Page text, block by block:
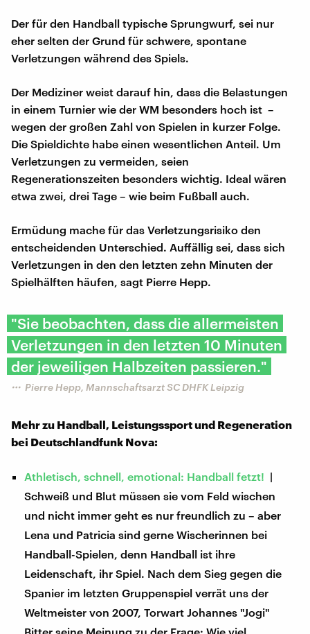
Der für den Handball typische Sprungwurf, sei nur
eher selten der Grund für schwere, spontane
Verletzungen während des Spiels.
Der Mediziner weist darauf hin, dass die Belastungen
in einem Turnier wie der WM besonders hoch ist –
wegen der großen Zahl von Spielen in kurzer Folge.
Die Spieldichte habe einen wesentlichen Anteil. Um
Verletzungen zu vermeiden, seien
Regenerationszeiten besonders wichtig. Ideal wären
etwa zwei, drei Tage – wie beim Fußball auch.
Ermüdung mache für das Verletzungsrisiko den
entscheidenden Unterschied. Auffällig sei, dass sich
Verletzungen in den den letzten zehn Minuten der
Spielhälften häufen, sagt Pierre Hepp.
"Sie beobachten, dass die allermeisten
Verletzungen in den letzten 10 Minuten
der jeweiligen Halbzeiten passieren."
Pierre Hepp, Mannschaftsarzt SC DHFK Leipzig
Mehr zu Handball, Leistungssport und Regeneration
bei Deutschlandfunk Nova:
Athletisch, schnell, emotional: Handball fetzt! |
Schweiß und Blut müssen sie vom Feld wischen
und nicht immer geht es nur freundlich zu – aber
Lena und Patricia sind gerne Wischerinnen bei
Handball-Spielen, denn Handball ist ihre
Leidenschaft, ihr Spiel. Nach dem Sieg gegen die
Spanier im letzten Gruppenspiel verrät uns der
Weltmeister von 2007, Torwart Johannes "Jogi"